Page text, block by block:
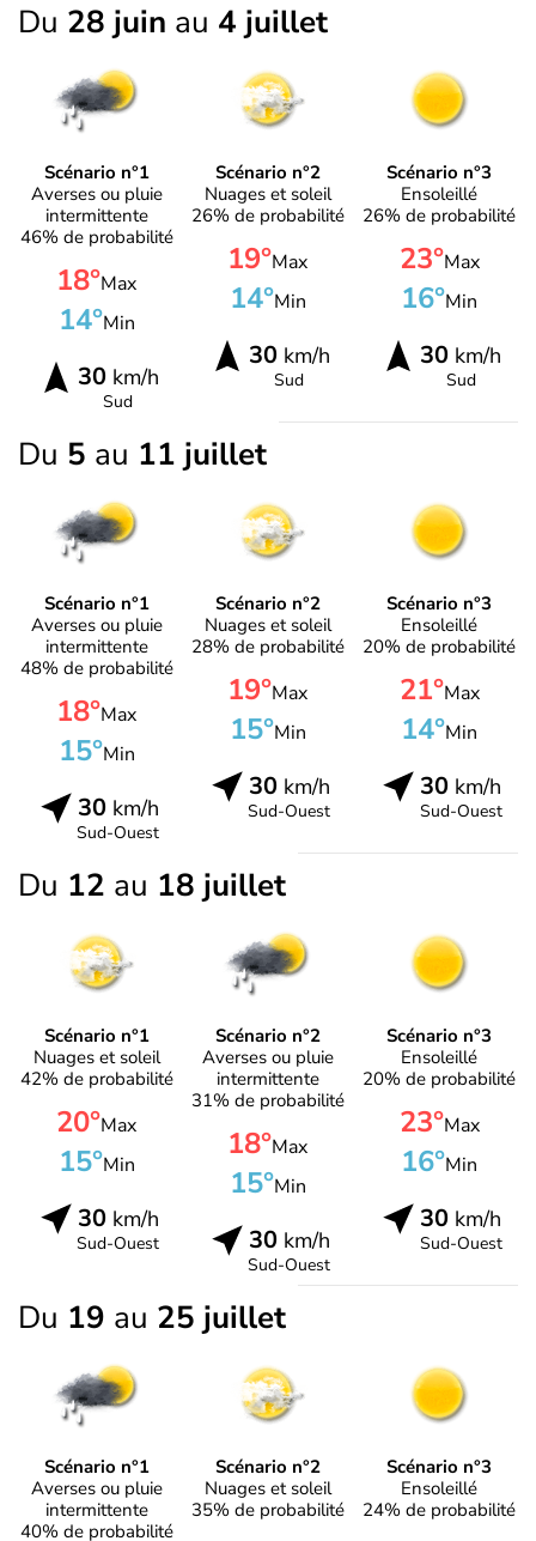
Du 28 juin au 4 juillet
Scénario n°1
Averses ou pluie
intermittente
46% de probabilité
18°Max
14°Min
30km/h
Sud
Scénario n°2
Nuages et soleil
26% de probabilité
19°Max
14°Min
30km/h
Sud
Scénario n°3
Ensoleillé
26% de probabilité
23°Max
16°Min
30 km/h
Sud
Du 5 au 11 juillet
Scénario n°1
Averses ou pluie
intermittente
48% de probabilité
18°Max
15°Min
30km/h
Sud-Ouest
Scénario n°2
Nuages et soleil
28% de probabilité
19°Max
15°Min
30km/h
Sud-Ouest
Scénario n°3
Ensoleillé
20% de probabilité
21°Max
14°Min
30 km/h
Sud-Ouest
Du 12 au 18 juillet
Scénario n°1
Nuages et soleil
42% de probabilité
20°Max
15°Min
30km/h
Sud-Ouest
Scénario n°2
Averses ou pluie
intermittente
31% de probabilité
18°Max
15°Min
30km/h
Sud-Ouest
Scénario n°3
Ensoleillé
20% de probabilité
23°Max
16°Min
30 km/h
Sud-Ouest
Du 19 au 25 juillet
Scénario n°1
Averses ou pluie
intermittente
40% de probabilité
Scénario n°2
Nuages et soleil
35% de probabilité
Scénario n°3
Ensoleillé
24% de probabilité